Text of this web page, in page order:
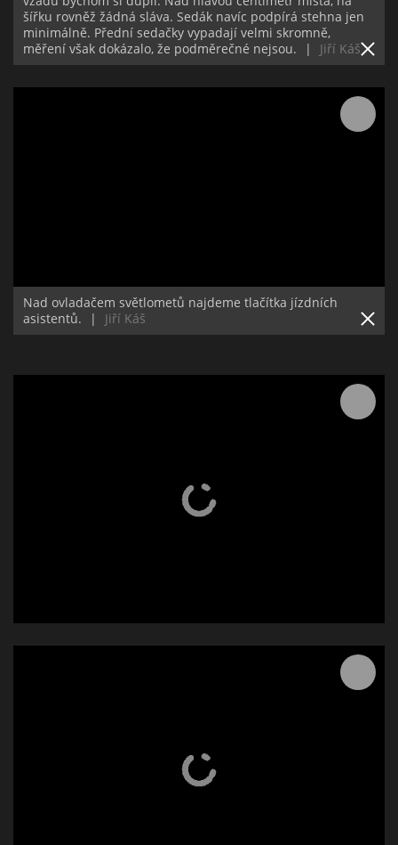
šířku rovněž žádná sláva. Sedák navíc podpírá stehna jen
minimálně. Přední sedačky vypadají velmi skromně,
měření však dokázalo, že podměrečné nejsou.
| Jiří Káš
Nad ovladačem světlometů najdeme tlačítka jízdních
asistentů.
| Jiří Káš